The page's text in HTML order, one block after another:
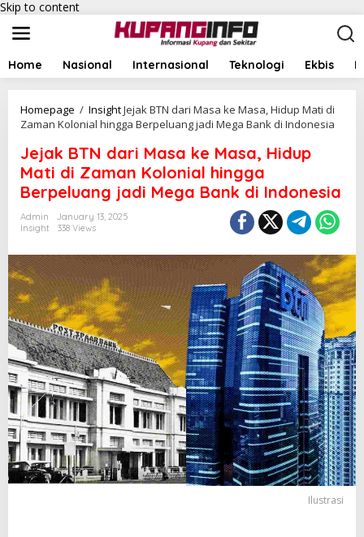
Skip to content
Home Nasional Internasional Teknologi Ekbis
Homepage / InsightJejak BTN dari Masa ke Masa, Hidup Mati di
Zaman Kolonial hingga Berpeluang jadi Mega Bank di Indonesia
Jejak BTN dari Masa ke Masa, Hidup
Mati di Zaman Kolonial hingga
Berpeluang jadi Mega Bank di Indonesia
Admin
January 13, 2025
Insight
338 Views
Ilustrasi